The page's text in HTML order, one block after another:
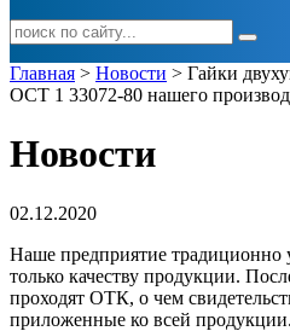
Главная > Новости > Гайки
ОСТ 1 33072-80 нашего
Новости
02.12.2020
Наше предприятие традиционно
только качеству продукции.
проходят ОТК, о чем
приложенные ко всей продукции.